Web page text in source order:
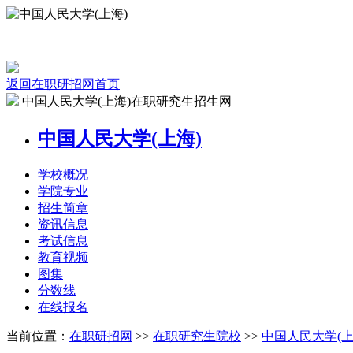
返回在职研招网首页
中国人民大学(上海)在职研究生招生网
中国人民大学(上海)
学校概况
学院专业
招生简章
资讯信息
考试信息
教育视频
图集
分数线
在线报名
当前位置： 在职研招网 >> 在职研究生院校 >> 中国人民大学(